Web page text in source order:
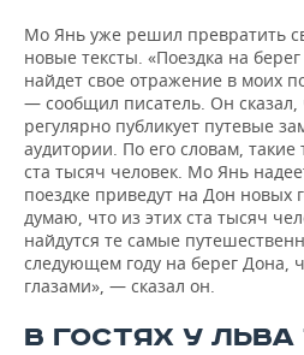
Мо Янь уже решил превратить
новые тексты. «Поездка на
найдет свое отражение в моих
— сообщил писатель. Он сказал,
регулярно публикует путевые
аудитории. По его словам,
ста тысяч человек. Мо Янь
поездке приведут на Дон новых
думаю, что из этих ста тысяч
найдутся те самые
следующем году на берег Дона,
глазами», — сказал он.
В ГОСТЯХ У